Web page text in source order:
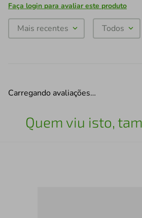
Faça login para avaliar este produto
Mais recentes Todos
Carregando avaliações…
Quem viu isto,